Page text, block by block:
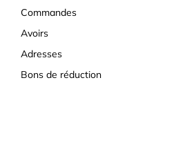
Commandes
Avoirs
Adresses
Bons de réduction